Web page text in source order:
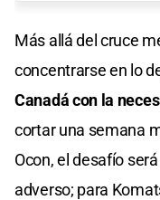
Más allá del cruce
concentrarse en lo
Canadá con la
cortar una semana
Ocon, el desafío
adverso; para